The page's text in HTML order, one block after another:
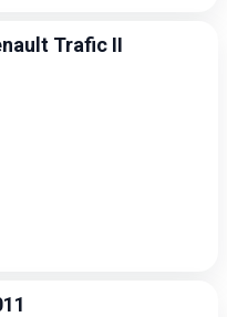
Trafic II